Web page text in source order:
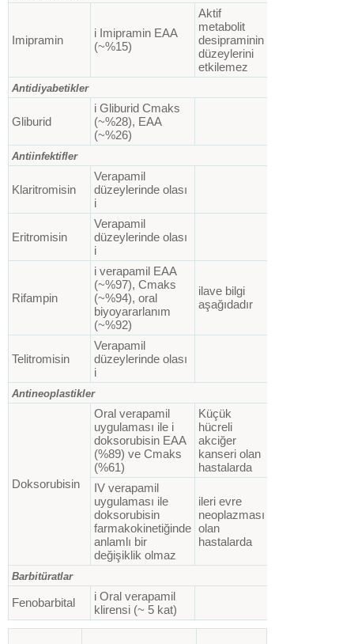
Imipramin
i Imipramin EAA
(~%15)
Aktif
metabolit
desipraminin
düzeylerini
etkilemez
Antidiyabetikler
Gliburid
i Gliburid Cmaks
(~%28), EAA
(~%26)
Antiinfektifler
Klaritromisin
Verapamil
düzeylerinde olası
i
Eritromisin
Verapamil
düzeylerinde olası
i
Rifampin
i verapamil EAA
(~%97), Cmaks
(~%94), oral
biyoyararlanım
(~%92)
ilave bilgi
aşağıdadır
Telitromisin
Verapamil
düzeylerinde olası
i
Antineoplastikler
Doksorubisin
Oral verapamil
uygulaması ile i
doksorubisin EAA
(%89) ve Cmaks
(%61)
Küçük
hücreli
akciğer
kanseri olan
hastalarda
IV verapamil
uygulaması ile
doksorubisin
farmakokinetiğinde
anlamlı bir
değişiklik olmaz
ileri evre
neoplazması
olan
hastalarda
Barbitüratlar
Fenobarbital
i Oral verapamil
klirensi (~ 5 kat)